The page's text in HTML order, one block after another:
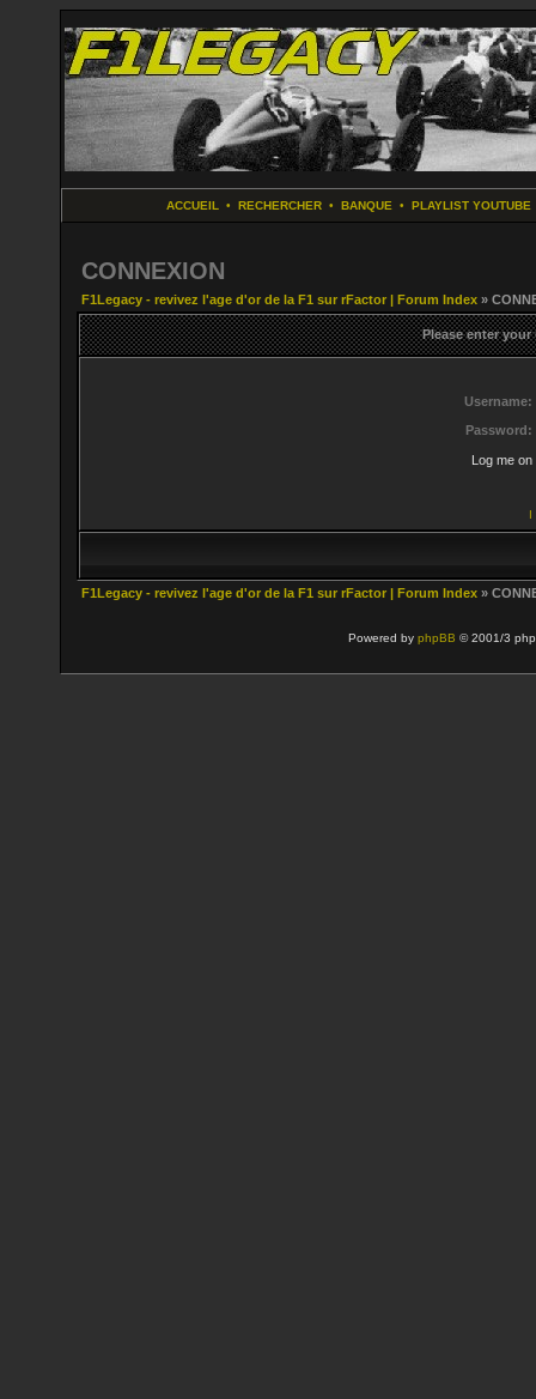
ACCUEIL • RECHERCHER• BANQUE • PLAYLIST YOUTUBE
CONNEXION
F1Legacy - revivez l'age d'or de la F1 sur rFactor | Forum Index »
Please enter
Username:
Password:
Log me
I
F1Legacy - revivez l'age d'or de la F1 sur rFactor | Forum Index »
Powered by phpBB © 2001/3